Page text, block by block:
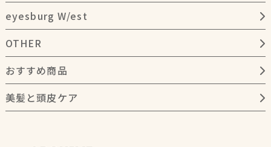
eyesburg W/est
OTHER
おすすめ商品
美髪と頭皮ケア